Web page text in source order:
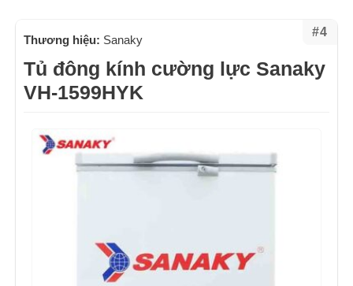
#4
Thương hiệu: Sanaky
Tủ đông kính cường lực Sanaky
VH-1599HYK